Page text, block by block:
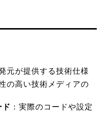
元が提供する技術仕様
の高い技術メディアの
：実際のコードや設定